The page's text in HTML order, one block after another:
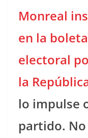
Monreal
en la
electoral
la
lo impulse
partido.